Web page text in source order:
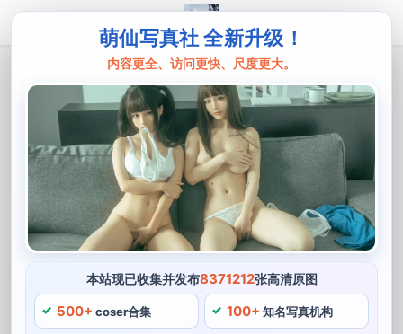
萌仙写真社 全新升级！
内容更全、访问更快、尺度更大。
本站现已收集并发布8371212张高清原图
500+ coser合集 100+ 知名写真机构
自闭颜球球
纯美无删的自闭颜球球林中精灵经典照
片。
自闭颜球球，她通过COSPLAY为粉丝们带来不少美好的
回忆。是国内知名的COS博主，她的林中精灵成为经典不
仅因为其实在还原度，无论是服装还是化妆都让人惊叹。
自闭颜球球是一个极其有才华的COS博主，即使成为职业
选手也没关系，1998年出生于山东省潍坊市。